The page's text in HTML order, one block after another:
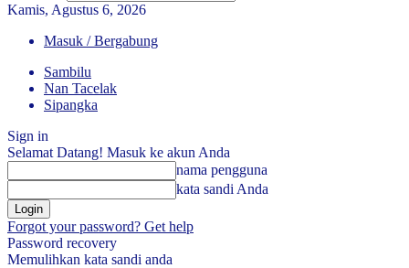
Kamis, Agustus 6, 2026
Masuk / Bergabung
Sambilu
Nan Tacelak
Sipangka
Sign in
Selamat Datang! Masuk ke akun Anda
nama pengguna
kata sandi Anda
Forgot your password? Get help
Password recovery
Memulihkan kata sandi anda